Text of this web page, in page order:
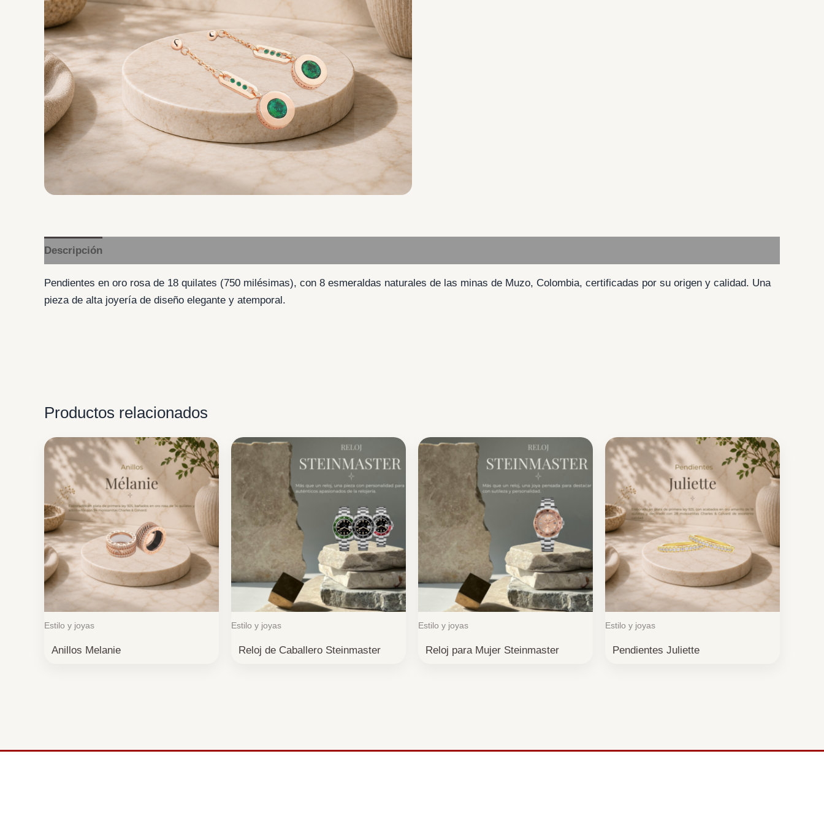
Descripción
Pendientes en oro rosa de 18 quilates (750 milésimas), con 8 esmeraldas naturales de las minas de Muzo, Colombia, certificadas por su origen y calidad. Una
pieza de alta joyería de diseño elegante y atemporal.
Productos relacionados
Estilo y joyas
Anillos Melanie
Estilo y joyas
Reloj de Caballero Steinmaster
Estilo y joyas
Reloj para Mujer Steinmaster
Estilo y joyas
Pendientes Juliette